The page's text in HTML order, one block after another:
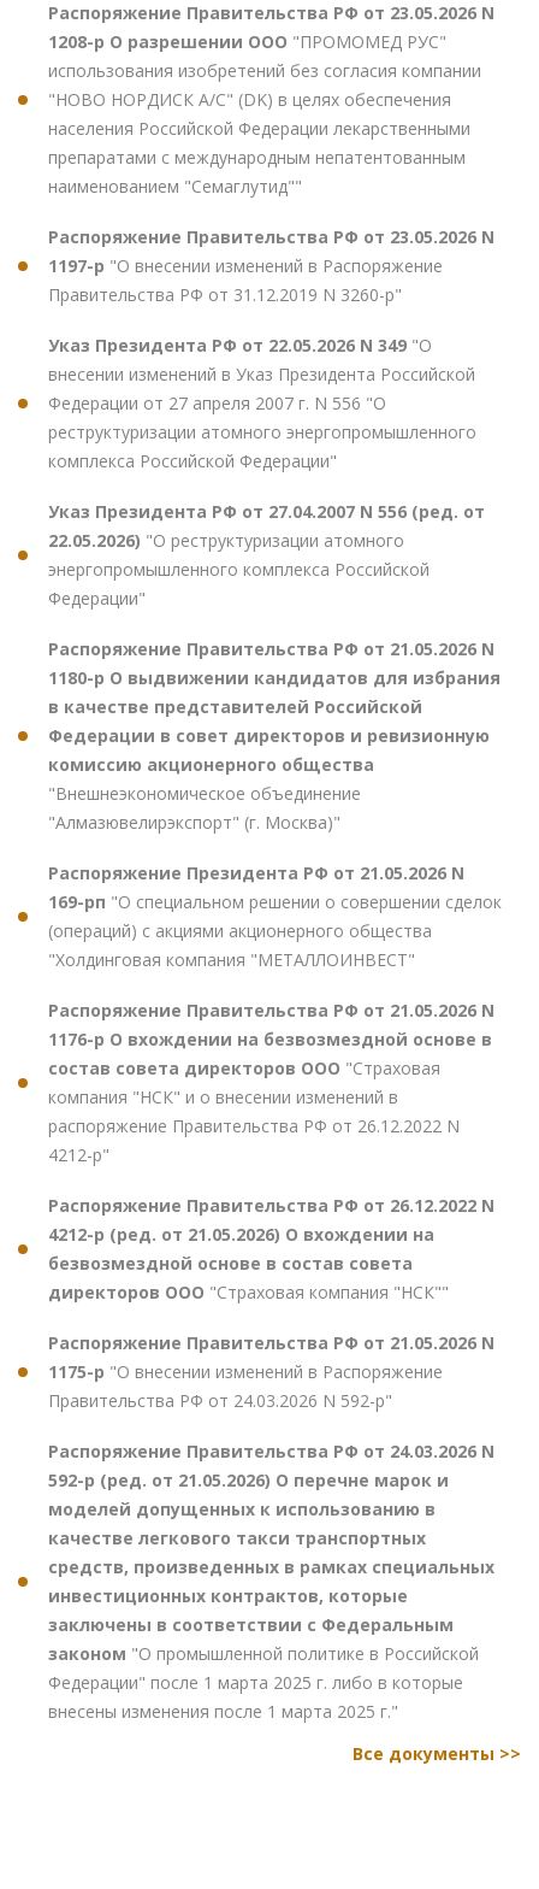
Распоряжение Правительства РФ от 23.05.2026 N
1208-р О разрешении ООО "ПРОМОМЕД РУС"
использования изобретений без согласия компании
"НОВО НОРДИСК А/С" (DK) в целях обеспечения
населения Российской Федерации лекарственными
препаратами с международным непатентованным
наименованием "Семаглутид""
Распоряжение Правительства РФ от 23.05.2026 N
1197-р "О внесении изменений в Распоряжение
Правительства РФ от 31.12.2019 N 3260-р"
Указ Президента РФ от 22.05.2026 N 349 "О
внесении изменений в Указ Президента Российской
Федерации от 27 апреля 2007 г. N 556 "О
реструктуризации атомного энергопромышленного
комплекса Российской Федерации"
Указ Президента РФ от 27.04.2007 N 556 (ред. от
22.05.2026) "О реструктуризации атомного
энергопромышленного комплекса Российской
Федерации"
Распоряжение Правительства РФ от 21.05.2026 N
1180-р О выдвижении кандидатов для избрания
в качестве представителей Российской
Федерации в совет директоров и ревизионную
комиссию акционерного общества
"Внешнеэкономическое объединение
"Алмазювелирэкспорт" (г. Москва)"
Распоряжение Президента РФ от 21.05.2026 N
169-рп "О специальном решении о совершении сделок
(операций) с акциями акционерного общества
"Холдинговая компания "МЕТАЛЛОИНВЕСТ"
Распоряжение Правительства РФ от 21.05.2026 N
1176-р О вхождении на безвозмездной основе в
состав совета директоров ООО "Страховая
компания "НСК" и о внесении изменений в
распоряжение Правительства РФ от 26.12.2022 N
4212-р"
Распоряжение Правительства РФ от 26.12.2022 N
4212-р (ред. от 21.05.2026) О вхождении на
безвозмездной основе в состав совета
директоров ООО "Страховая компания "НСК""
Распоряжение Правительства РФ от 21.05.2026 N
1175-р "О внесении изменений в Распоряжение
Правительства РФ от 24.03.2026 N 592-р"
Распоряжение Правительства РФ от 24.03.2026 N
592-р (ред. от 21.05.2026) О перечне марок и
моделей допущенных к использованию в
качестве легкового такси транспортных
средств, произведенных в рамках специальных
инвестиционных контрактов, которые
заключены в соответствии с Федеральным
законом "О промышленной политике в Российской
Федерации" после 1 марта 2025 г. либо в которые
внесены изменения после 1 марта 2025 г."
Все документы >>